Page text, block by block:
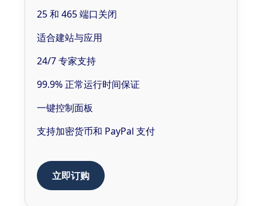
25 和 465 端口关闭
适合建站与应用
24/7 专家支持
99.9% 正常运行时间保证
一键控制面板
支持加密货币和 PayPal 支付
立即订购